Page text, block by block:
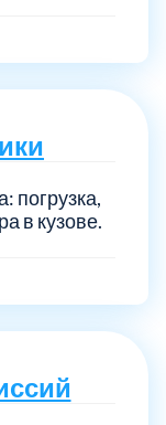
погрузка,
в кузове.